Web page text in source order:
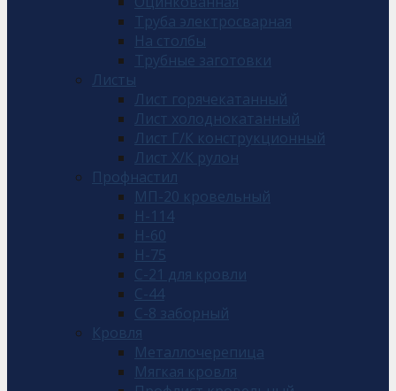
Труба электросварная
На столбы
Трубные заготовки
Листы
Лист горячекатанный
Лист холоднокатанный
Лист Г/К конструкционный
Лист Х/К рулон
Профнастил
МП-20 кровельный
Н-114
Н-60
Н-75
С-21 для кровли
С-44
С-8 заборный
Кровля
Металлочерепица
Мягкая кровля